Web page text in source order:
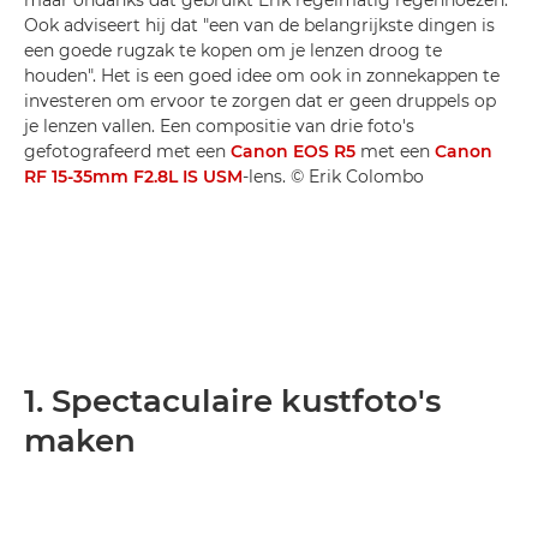
Ook adviseert hij dat "een van de belangrijkste dingen is
een goede rugzak te kopen om je lenzen droog te
houden". Het is een goed idee om ook in zonnekappen te
investeren om ervoor te zorgen dat er geen druppels op
je lenzen vallen. Een compositie van drie foto's
gefotografeerd met een Canon EOS R5 met een Canon
RF 15-35mm F2.8L IS USM-lens. © Erik Colombo
1. Spectaculaire kustfoto's
maken